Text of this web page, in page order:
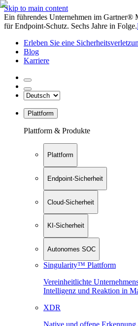
Skip to main content
Ein führendes Unternehmen im
für Endpoint-Schutz. Sechs Jahre in Folge.
Erleben Sie eine
Blog
Karriere
Plattform
Plattform & Produkte
Plattform
Endpoint-Sicherheit
Cloud-Sicherheit
KI-Sicherheit
Autonomes SOC
Singularity™ Plattform
Vereinheitlichte
Intelligenz und Reaktion in
XDR